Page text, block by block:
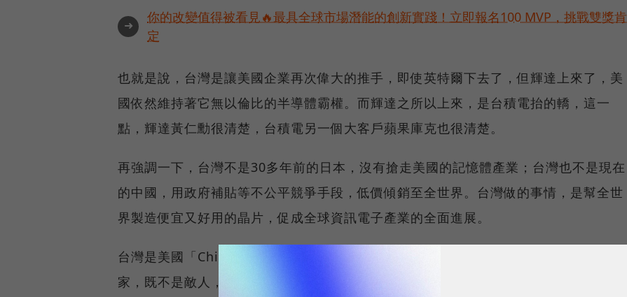
➜
你的改變值得被看見🔥最具全球市場潛能的創新實踐！立即報名100 MVP，挑戰雙獎肯
定
也就是說，台灣是讓美國企業再次偉大的推手，即使英特爾下去了，但輝達上來了，美
國依然維持著它無以倫比的半導體霸權。而輝達之所以上來，是台積電抬的轎，這一
點，輝達黃仁勳很清楚，台積電另一個大客戶蘋果庫克也很清楚。
再強調一下，台灣不是30多年前的日本，沒有搶走美國的記憶體產業；台灣也不是現在
的中國，用政府補貼等不公平競爭手段，低價傾銷至全世界。台灣做的事情，是幫全世
界製造便宜又好用的晶片，促成全球資訊電子產業的全面進展。
台灣是美國「Chip 4＋1」美、日、韓、台、荷5國聯盟中，最靠近美國核心利益的國
家，既不是敵人，也不是要強力打壓對付的目標，如果川普和他幕僚沒有這些基本邏